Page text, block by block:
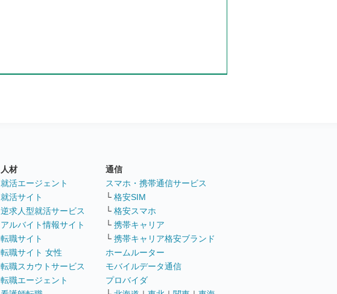
人材
就活エージェント
就活サイト
逆求人型就活サービス
アルバイト情報サイト
転職サイト
転職サイト 女性
転職スカウトサービス
転職エージェント
通信
スマホ・携帯通信サービス
└ 格安SIM
└ 格安スマホ
└ 携帯キャリア
└ 携帯キャリア格安ブランド
ホームルーター
モバイルデータ通信
プロバイダ